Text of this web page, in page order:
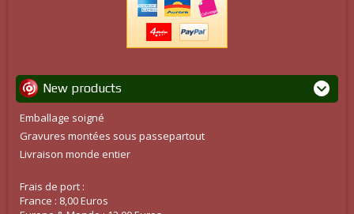
New products
Emballage soigné
Gravures montées sous passepartout
Livraison monde entier
Frais de port :
France : 8,00 Euros